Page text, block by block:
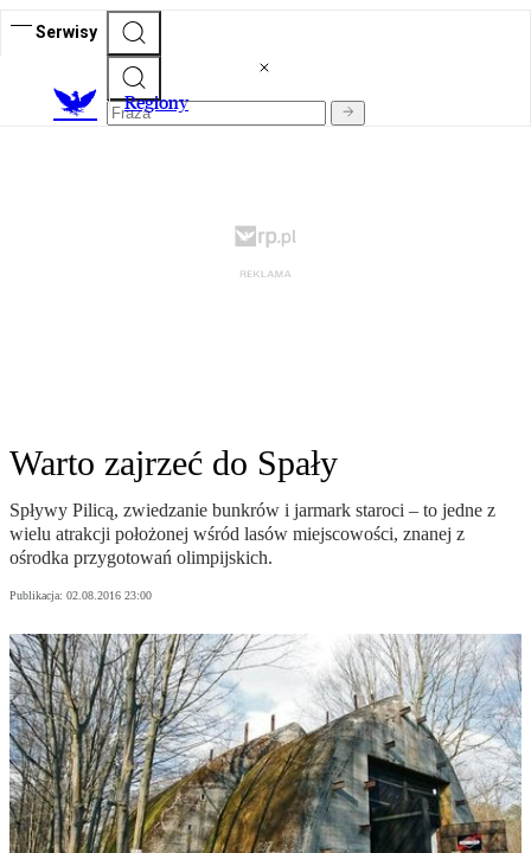
Serwisy
Regiony
Warto zajrzeć do Spały
Spływy Pilicą, zwiedzanie bunkrów i jarmark staroci – to jedne z
wielu atrakcji położonej wśród lasów miejscowości, znanej z
ośrodka przygotowań olimpijskich.
Publikacja: 02.08.2016 23:00